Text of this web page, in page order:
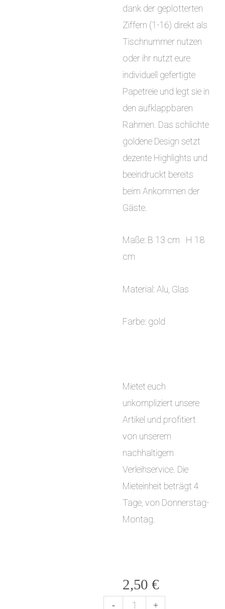
dank der geplotterten
Ziffern (1-16) direkt als
Tischnummer nutzen
oder ihr nutzt eure
individuell gefertigte
Papetreie und legt sie in
den aufklappbaren
Rahmen. Das schlichte
goldene Design setzt
dezente Highlights und
beeindruckt bereits
beim Ankommen der
Gäste.
Maße: B 13 cm H 18
cm
Material: Alu, Glas
Farbe: gold
Mietet euch
unkompliziert unsere
Artikel und profitiert
von unserem
nachhaltigem
Verleihservice. Die
Mieteinheit beträgt 4
Tage, von Donnerstag-
Montag.
2,50 €
- +